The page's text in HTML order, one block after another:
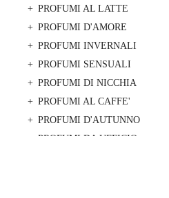
PROFUMI AL LATTE
PROFUMI D'AMORE
PROFUMI INVERNALI
PROFUMI SENSUALI
PROFUMI DI NICCHIA
PROFUMI AL CAFFE'
PROFUMI D'AUTUNNO
PROFUMI DA UFFICIO